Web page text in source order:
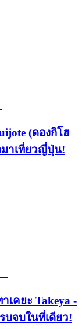
(ดองกิโฮ
าเที่ยวญี่ปุ่น!
เคยะ Takeya -
บจบในที่เดียว!